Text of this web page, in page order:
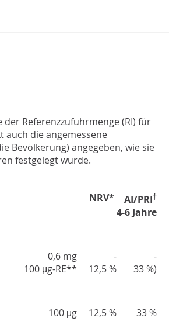
Referenzzufuhrmenge (RI) für
auch die angemessene
Bevölkerung) angegeben, wie sie
festgelegt wurde.
NRV* AI/PRI†
4-6 Jahre
0,6 mg
100 μg-RE**
-
12,5 %
-
33 %)
100 μg 12,5 % 33 %